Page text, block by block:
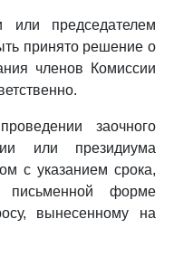
или председателем
принято решение о
членов Комиссии
заочного
или президиума
с указанием срока,
форме
вынесенному на